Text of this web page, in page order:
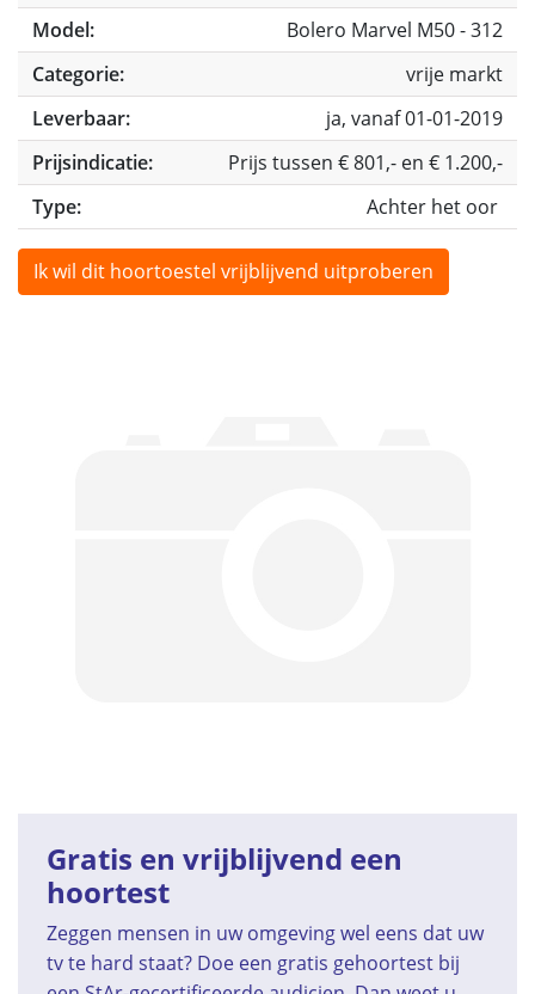
Model:
Bolero Marvel M50 - 312
Categorie:
vrije markt
Leverbaar:
ja, vanaf 01-01-2019
Prijsindicatie:
Prijs tussen € 801,- en € 1.200,-
Type:
Achter het oor
Ik wil dit hoortoestel vrijblijvend uitproberen
Gratis en vrijblijvend een
hoortest
Zeggen mensen in uw omgeving wel eens dat uw
tv te hard staat? Doe een gratis gehoortest bij